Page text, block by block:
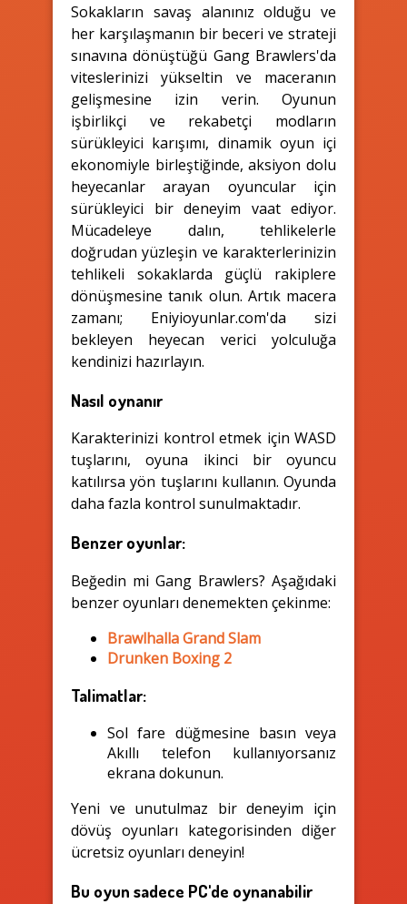
Sokakların savaş alanınız olduğu ve
her karşılaşmanın bir beceri ve strateji
sınavına dönüştüğü Gang Brawlers'da
viteslerinizi yükseltin ve maceranın
gelişmesine izin verin. Oyunun
işbirlikçi ve rekabetçi modların
sürükleyici karışımı, dinamik oyun içi
ekonomiyle birleştiğinde, aksiyon dolu
heyecanlar arayan oyuncular için
sürükleyici bir deneyim vaat ediyor.
Mücadeleye dalın, tehlikelerle
doğrudan yüzleşin ve karakterlerinizin
tehlikeli sokaklarda güçlü rakiplere
dönüşmesine tanık olun. Artık macera
zamanı; Eniyioyunlar.com'da sizi
bekleyen heyecan verici yolculuğa
kendinizi hazırlayın.
Nasıl oynanır
Karakterinizi kontrol etmek için WASD
tuşlarını, oyuna ikinci bir oyuncu
katılırsa yön tuşlarını kullanın. Oyunda
daha fazla kontrol sunulmaktadır.
Benzer oyunlar:
Beğedin mi Gang Brawlers? Aşağıdaki
benzer oyunları denemekten çekinme:
Brawlhalla Grand Slam
Drunken Boxing 2
Talimatlar:
Sol fare düğmesine basın veya
Akıllı telefon kullanıyorsanız
ekrana dokunun.
Yeni ve unutulmaz bir deneyim için
dövüş oyunları kategorisinden diğer
ücretsiz oyunları deneyin!
Bu oyun sadece PC'de oynanabilir